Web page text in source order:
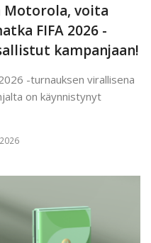
Motorola, voita
FIFA 2026 -
kampanjaan!
-turnauksen virallisena
on käynnistynyt